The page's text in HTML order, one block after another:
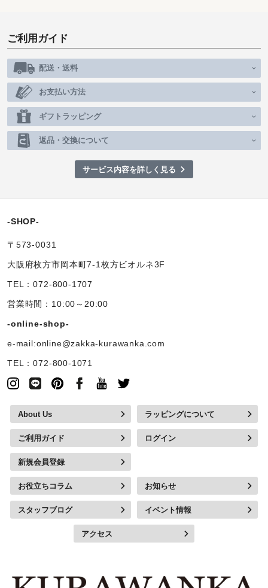
ご利用ガイド
配送・送料
お支払い方法
ギフトラッピング
返品・交換について
サービス内容を詳しく見る
-SHOP-
〒573-0031
大阪府枚方市岡本町7-1枚方ビオルネ3F
TEL：072-800-1707
営業時間：10:00～20:00
-online-shop-
e-mail:online@zakka-kurawanka.com
TEL：072-800-1071
About Us ラッピングについて
ご利用ガイド ログイン
新規会員登録
お役立ちコラム お知らせ
スタッフブログ イベント情報
アクセス